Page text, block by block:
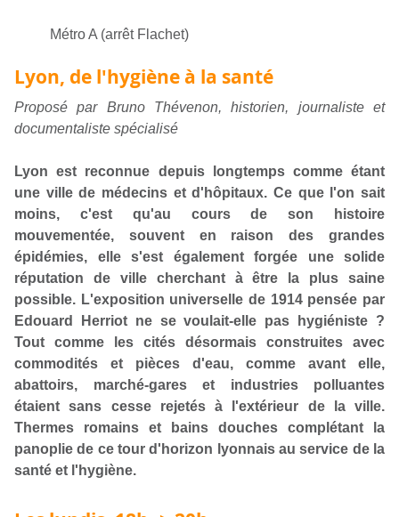
Métro A (arrêt Flachet)
Lyon, de l'hygiène à la santé
Proposé par Bruno Thévenon, historien, journaliste et
documentaliste spécialisé
Lyon est reconnue depuis longtemps comme étant
une ville de médecins et d'hôpitaux. Ce que l'on sait
moins, c'est qu'au cours de son histoire
mouvementée, souvent en raison des grandes
épidémies, elle s'est également forgée une solide
réputation de ville cherchant à être la plus saine
possible. L'exposition universelle de 1914 pensée par
Edouard Herriot ne se voulait-elle pas hygiéniste ?
Tout comme les cités désormais construites avec
commodités et pièces d'eau, comme avant elle,
abattoirs, marché-gares et industries polluantes
étaient sans cesse rejetés à l'extérieur de la ville.
Thermes romains et bains douches complétant la
panoplie de ce tour d'horizon lyonnais au service de la
santé et l'hygiène.